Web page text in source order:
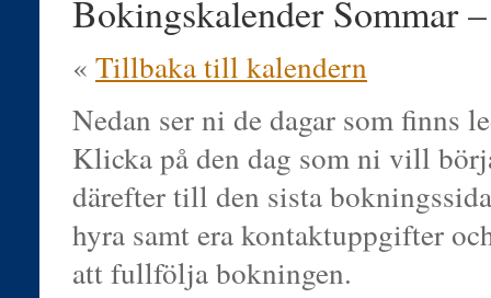
Bokingskalender Sommar
« Tillbaka till kalendern
Nedan ser ni de dagar som finns
Klicka på den dag som ni vill
därefter till den sista
hyra samt era kontaktuppgifter
att fullfölja bokningen.